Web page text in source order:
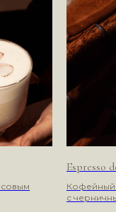
Espresso
Кофейный
с
ПУСТЬ